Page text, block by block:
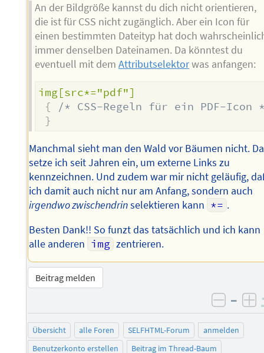
An der Bildgröße kannst du dich nicht orientieren,
die ist für CSS nicht zugänglich. Aber ein Icon für
einen bestimmten Dateityp hat doch
immer denselben Dateinamen. Da könntest du
eventuell mit demAttributselektorwas anfangen:
img[src*="pdf"]
{
/* CSS-Regeln für ein PDF-Icon
}
Manchmal sieht man den Wald vor Bäumen nicht.
setze ich seit Jahren ein, um externe Links zu
kennzeichnen. Und zudem war mir nicht geläufig,
ich damit auch nicht nur am Anfang, sondern auch
irgendwo zwischendrinselektieren kann *= .
Besten Dank!! So funzt das tatsächlich und ich kann
alle anderen img zentrieren.
Beitrag melden
–
Übersicht alle Foren SELFHTML-Forum
anmelden
Benutzerkonto erstellen
Beitrag im Thread-Baum